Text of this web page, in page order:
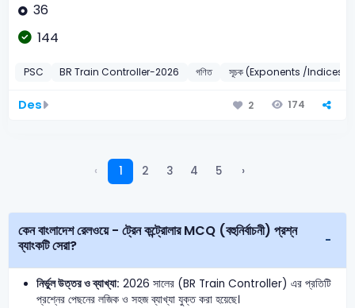
36
144
PSC BR Train Controller-2026 গণিত সূচক (Exponents /Indices)
Des 2 174
‹ 1 2 3 4 5 ›
কেন বাংলাদেশ রেলওয়ে - ট্রেন কন্ট্রোলার MCQ (বহুনির্বাচনী) প্রশ্ন
ব্যাংকটি সেরা?
নির্ভুল উত্তর ও ব্যাখ্যা: 2026 সালের (BR Train Controller) এর প্রতিটি
প্রশ্নের পেছনের লজিক ও সহজ ব্যাখ্যা যুক্ত করা হয়েছে।